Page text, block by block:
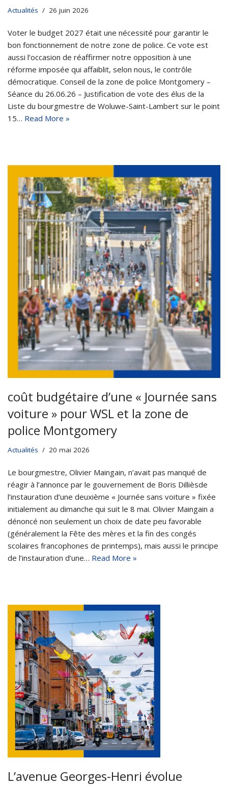
Actualités 26 juin 2026
Voter le budget 2027 était une nécessité pour garantir le
bon fonctionnement de notre zone de police. Ce vote est
aussi l’occasion de réaffirmer notre opposition à une
réforme imposée qui affaiblit, selon nous, le contrôle
démocratique. Conseil de la zone de police Montgomery –
Séance du 26.06.26 – Justification de vote des élus de la
Liste du bourgmestre de Woluwe-Saint-Lambert sur le point
15… Read More »
coût budgétaire d’une « Journée sans
voiture » pour WSL et la zone de
police Montgomery
Actualités 20 mai 2026
Le bourgmestre, Olivier Maingain, n’avait pas manqué de
réagir à l’annonce par le gouvernement de Boris Dillièsde
l’instauration d’une deuxième « Journée sans voiture » fixée
initialement au dimanche qui suit le 8 mai. Olivier Maingain a
dénoncé non seulement un choix de date peu favorable
(généralement la Fête des mères et la fin des congés
scolaires francophones de printemps), mais aussi le principe
de l’instauration d’une… Read More »
L’avenue Georges-Henri évolue